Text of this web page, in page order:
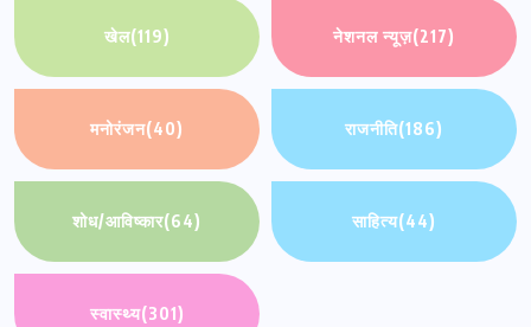
खेल(119) नेशनल न्यूज़(217)
मनोरंजन(40) राजनीति(186)
शोध/आविष्कार(64) साहित्य(44)
स्वास्थ्य(301)